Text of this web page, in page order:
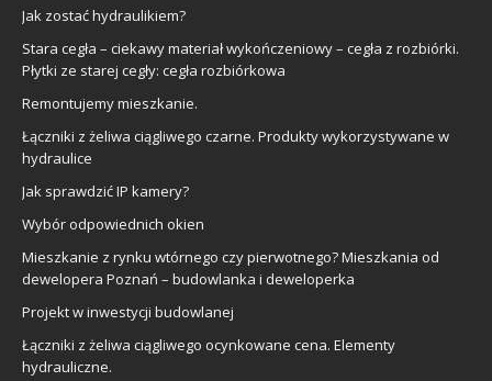
Jak zostać hydraulikiem?
Stara cegła – ciekawy materiał wykończeniowy – cegła z rozbiórki.
Płytki ze starej cegły: cegła rozbiórkowa
Remontujemy mieszkanie.
Łączniki z żeliwa ciągliwego czarne. Produkty wykorzystywane w
hydraulice
Jak sprawdzić IP kamery?
Wybór odpowiednich okien
Mieszkanie z rynku wtórnego czy pierwotnego? Mieszkania od
dewelopera Poznań – budowlanka i deweloperka
Projekt w inwestycji budowlanej
Łączniki z żeliwa ciągliwego ocynkowane cena. Elementy
hydrauliczne.